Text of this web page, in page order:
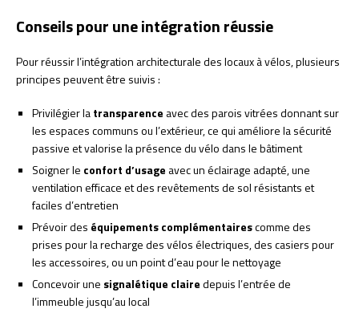
Conseils pour une intégration réussie
Pour réussir l’intégration architecturale des locaux à vélos, plusieurs
principes peuvent être suivis :
Privilégier latransparence avec des parois vitrées donnant sur
les espaces communs ou l’extérieur, ce qui améliore la sécurité
passive et valorise la présence du vélo dans le bâtiment
Soigner le confort d’usage avec un éclairage adapté, une
ventilation efficace et des revêtements de sol résistants et
faciles d’entretien
Prévoir des équipements complémentairescomme des
prises pour la recharge des vélos électriques, des casiers pour
les accessoires, ou un point d’eau pour le nettoyage
Concevoir une signalétique clairedepuis l’entrée de
l’immeuble jusqu’au local